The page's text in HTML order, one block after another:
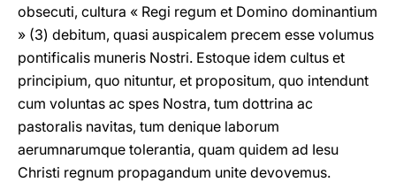
obsecuti, cultura « Regi regum et Domino dominantium
» (3) debitum, quasi auspicalem precem esse volumus
pontificalis muneris Nostri. Estoque idem cultus et
principium, quo nituntur, et propositum, quo intendunt
cum voluntas ac spes Nostra, tum dottrina ac
pastoralis navitas, tum denique laborum
aerumnarumque tolerantia, quam quidem ad Iesu
Christi regnum propagandum unite devovemus.